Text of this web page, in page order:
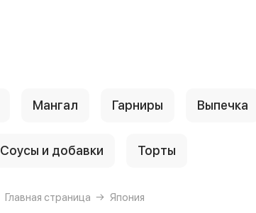
Мангал Гарниры Выпечка
Соусы и добавки Торты
Главная страница Япония